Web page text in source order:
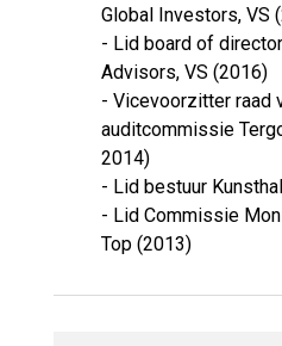
Global Investors, VS
- Lid board of
Advisors, VS (2016)
- Vicevoorzitter raad
auditcommissie
2014)
- Lid bestuur
- Lid Commissie
Top (2013)